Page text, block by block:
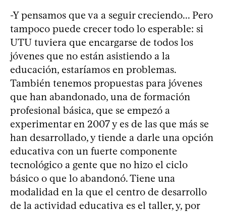
-Y pensamos que va a seguir creciendo... Pero
tampoco puede crecer todo lo esperable: si
UTU tuviera que encargarse de todos los
jóvenes que no están asistiendo a la
educación, estaríamos en problemas.
También tenemos propuestas para jóvenes
que han abandonado, una de formación
profesional básica, que se empezó a
experimentar en 2007 y es de las que más se
han desarrollado, y tiende a darle una opción
educativa con un fuerte componente
tecnológico a gente que no hizo el ciclo
básico o que lo abandonó. Tiene una
modalidad en la que el centro de desarrollo
de la actividad educativa es el taller, y, por